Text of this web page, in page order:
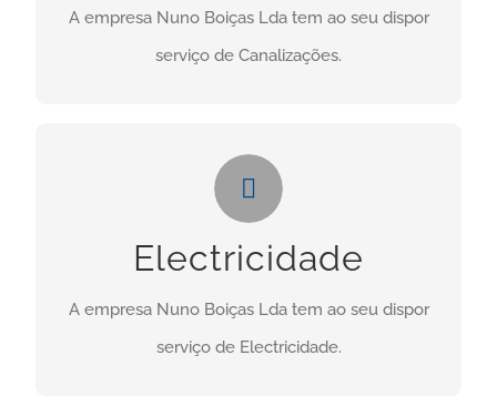
A empresa Nuno Boiças Lda tem ao seu dispor
serviço de Canalizações.
CONTACTO
Electricidade
A empresa Nuno Boiças Lda tem ao seu dispor
serviço de Electricidade.
Electricidade
Necessita deste serviço? Clique no botão abaixo: